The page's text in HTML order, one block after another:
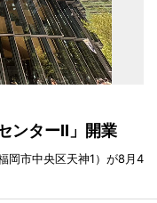
ンターII」開業
岡市中央区天神1）が8月4